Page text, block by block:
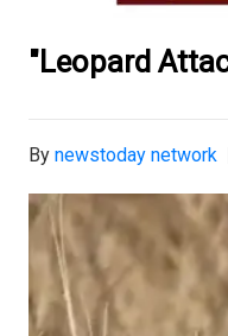
"Leopard
By newstoday network